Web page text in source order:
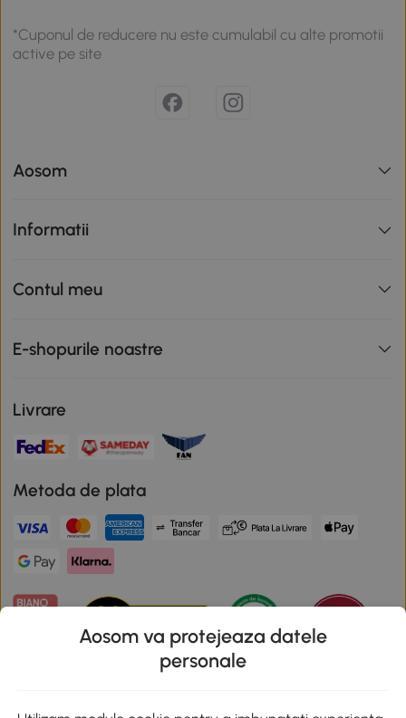
*Cuponul de reducere nu este cumulabil cu alte promotii
active pe site
Aosom
Informatii
Contul meu
E-shopurile noastre
Livrare
Metoda de plata
Descarca aplicatia Aosom
Aosom va protejeaza datele
personale